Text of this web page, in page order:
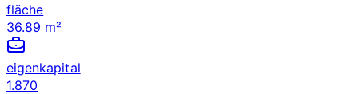
fläche
36.89 m²
eigenkapital
1.870